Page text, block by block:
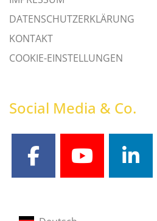
DATENSCHUTZERKLÄRUNG
KONTAKT
COOKIE-EINSTELLUNGEN
Social Media & Co.
facebookyoutube